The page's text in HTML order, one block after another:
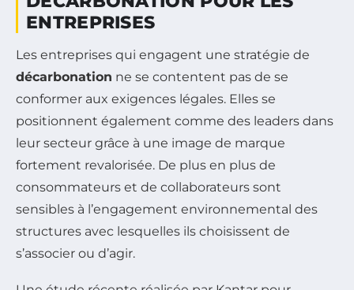
ENTREPRISES
Les entreprises qui engagent une stratégie de
décarbonation ne se contentent pas de se
conformer aux exigences légales. Elles se
positionnent également comme des leaders dans
leur secteur grâce à une image de marque
fortement revalorisée. De plus en plus de
consommateurs et de collaborateurs sont
sensibles à l’engagement environnemental des
structures avec lesquelles ils choisissent de
s’associer ou d’agir.